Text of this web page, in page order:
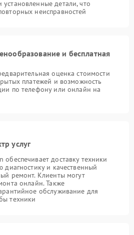
детали, что
неисправностей
и бесплатная
оценка стоимости
платежей и возможность
по телефону или онлайн на
услуг
доставку техники
диагностику и качественный
ремонт. Клиенты могут
онлайн. Также
обслуживание для
техники